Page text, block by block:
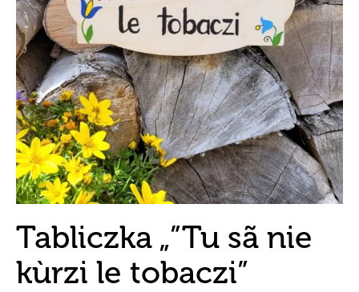
Tabliczka „”Tu sã nie
kùrzi le tobaczi”